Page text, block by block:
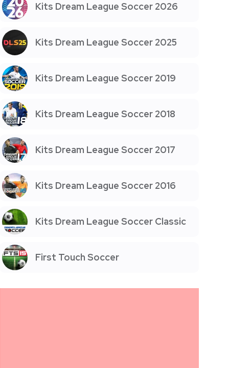
Kits Dream League Soccer 2026
Kits Dream League Soccer 2025
Kits Dream League Soccer 2019
Kits Dream League Soccer 2018
Kits Dream League Soccer 2017
Kits Dream League Soccer 2016
Kits Dream League Soccer Classic
First Touch Soccer